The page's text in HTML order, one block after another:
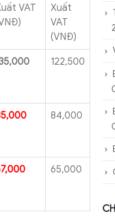
VAT
Xuất
VAT
(VNĐ)
122,500
84,000
65,000